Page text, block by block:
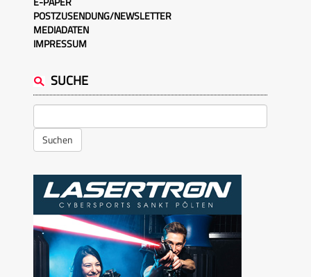
POSTZUSENDUNG/NEWSLETTER
MEDIADATEN
IMPRESSUM
SUCHE
Suchen